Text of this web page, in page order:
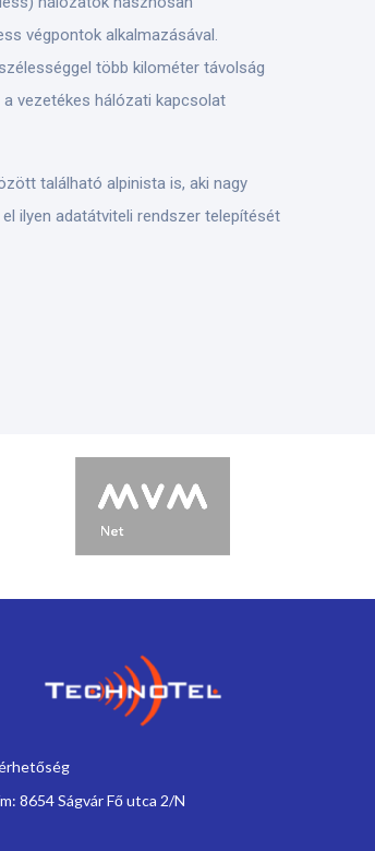
végpontok alkalmazásával.
több kilométer távolság
vezetékes hálózati kapcsolat
található alpinista is, aki nagy
ilyen adatátviteli rendszer telepítését
8654 Ságvár Fő utca 2/N